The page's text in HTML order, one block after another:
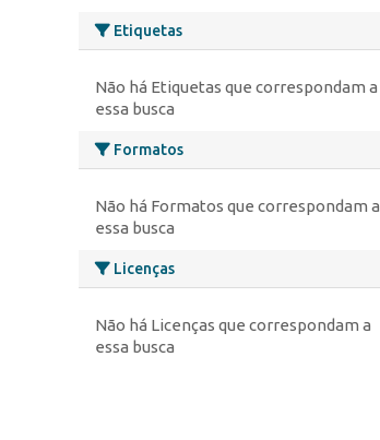
Etiquetas
Não há Etiquetas que correspondam a
essa busca
Formatos
Não há Formatos que correspondam a
essa busca
Licenças
Não há Licenças que correspondam a
essa busca